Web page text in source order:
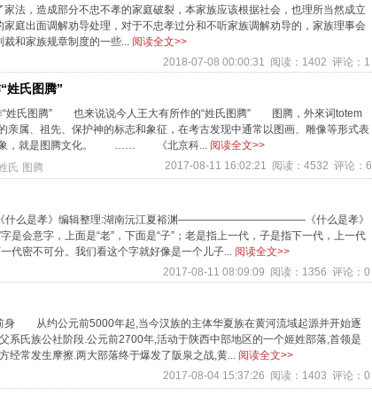
法，造成部分不忠不孝的家庭破裂，本家族应该根据社会，也理所当然成立
庭出面调解劝导处理，对于不忠孝过分和不听家族调解劝导的，家族理事会
和家族规章制度的一些... 阅读全文>>
2018-07-08 00:00:31 阅读：1402 评论：1
姓氏图腾”
“姓氏图腾” 也来说说今人王大有所作的“姓氏图腾” 图腾，外來词totem
亲属、祖先、保护神的标志和象征，在考古发现中通常以图画、雕像等形式表
象，就是图腾文化。 …… 《北京科... 阅读全文>>
2017-08-11 16:02:21 阅读：4532 评论：6
氏 图腾
~《什么是孝》编辑整理:湖南沅江夏裕渊————————————《什么是孝》
是会意字，上面是“老”，下面是“子”；老是指上一代，子是指下一代，上一代
代密不可分。我们看这个字就好像是一个儿子... 阅读全文>>
2017-08-11 08:09:09 阅读：1356 评论：0
从约公元前5000年起,当今汉族的主体华夏族在黄河流域起源并开始逐
系氏族公社阶段.公元前2700年,活动于陕西中部地区的一个姬姓部落,首领是
经常发生摩擦.两大部落终于爆发了阪泉之战,黄... 阅读全文>>
2017-08-04 15:37:26 阅读：1403 评论：0